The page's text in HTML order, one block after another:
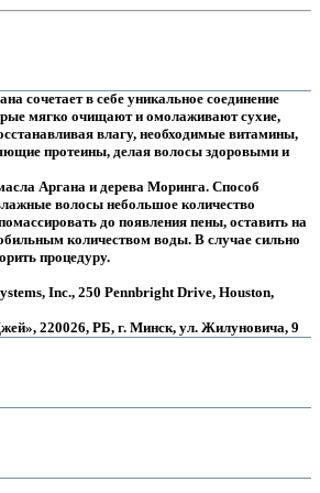
сочетает в себе уникальное соединение
мягко очищают и омолаживают сухие,
влагу, необходимые витамины,
протеины, делая волосы здоровыми и
Аргана и дерева Моринга. Способ
волосы небольшое количество
до появления пены, оставить на
количеством воды. В случае сильно
процедуру.
Inc., 250 Pennbright Drive, Houston,
220026, РБ, г. Минск, ул. Жилуновича, 9